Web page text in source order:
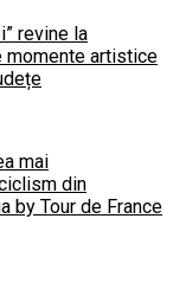
revine la
momente artistice
mai
din
by Tour de France